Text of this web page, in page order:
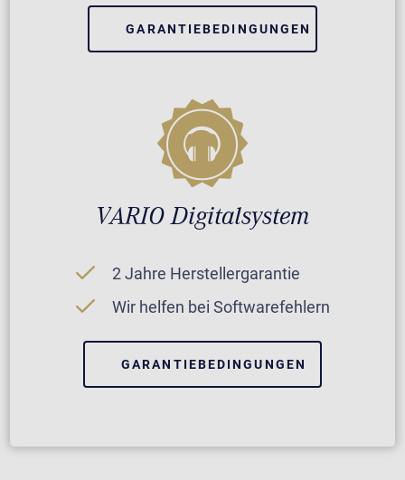
GARANTIEBEDINGUNGEN
VARIO Digitalsystem
2 Jahre Herstellergarantie
Wir helfen bei Softwarefehlern
GARANTIEBEDINGUNGEN